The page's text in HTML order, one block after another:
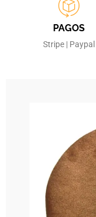
PAGOS
Stripe | Paypal